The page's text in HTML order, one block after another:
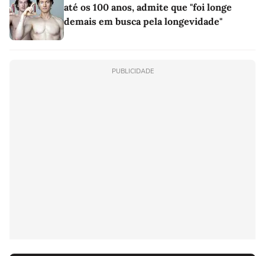
até os 100 anos, admite que "foi longe
demais em busca pela longevidade"
PUBLICIDADE